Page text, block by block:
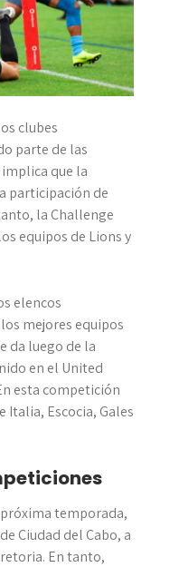
clubes
parte de las
que la
participación de
la Challenge
equipos de Lions y
elencos
mejores equipos
da luego de la
en el United
esta competición
Italia, Escocia, Gales
temporada,
Ciudad del Cabo, a
En tanto,